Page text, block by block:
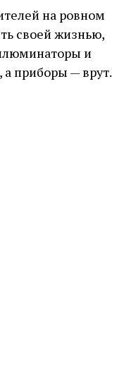
на ровном
своей жизнью,
и
а приборы — врут.